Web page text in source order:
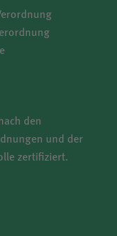
den
und der
zertifiziert.